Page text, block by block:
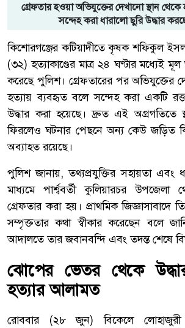
গ্রেফতার হওয়া অভিযুক্তের দেখানো স্থান
সন্দেহ করা ধারালো ছুরি উদ্ধার
কিশোরগঞ্জের কটিয়াদীতে কৃষক শফিকুল
(৩২) হত্যাকাণ্ডের মাত্র ২৪ ঘণ্টার মধ্যেই
করেছে পুলিশ। গ্রেফতারের পর অভিযুক্তের
হত্যায় ব্যবহৃত বলে সন্দেহ করা একটি
উদ্ধার করা হয়েছে। দ্রুত এই অগ্রগতিতে
ফিরলেও ঘটনার পেছনে অন্য কেউ জড়িত
অব্যাহত রয়েছে।
পুলিশ জানায়, তথ্যপ্রযুক্তির সহায়তা এবং
মাধ্যমে পার্শ্ববর্তী কুলিয়ারচর উপজেলা
গ্রেফতার করা হয়। প্রাথমিক জিজ্ঞাসাবাদে
সম্পৃক্ততার কথা স্বীকার করেছেন বলে
আদালতে তার জবানবন্দি এবং তদন্ত শেষে
ঝোপের ভেতর থেকে
হত্যার আলামত
রোববার (২৮ জুন) বিকেলে লোহাজুরী